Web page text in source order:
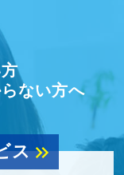
ない方へ
スkeyboard_double_arrow_right